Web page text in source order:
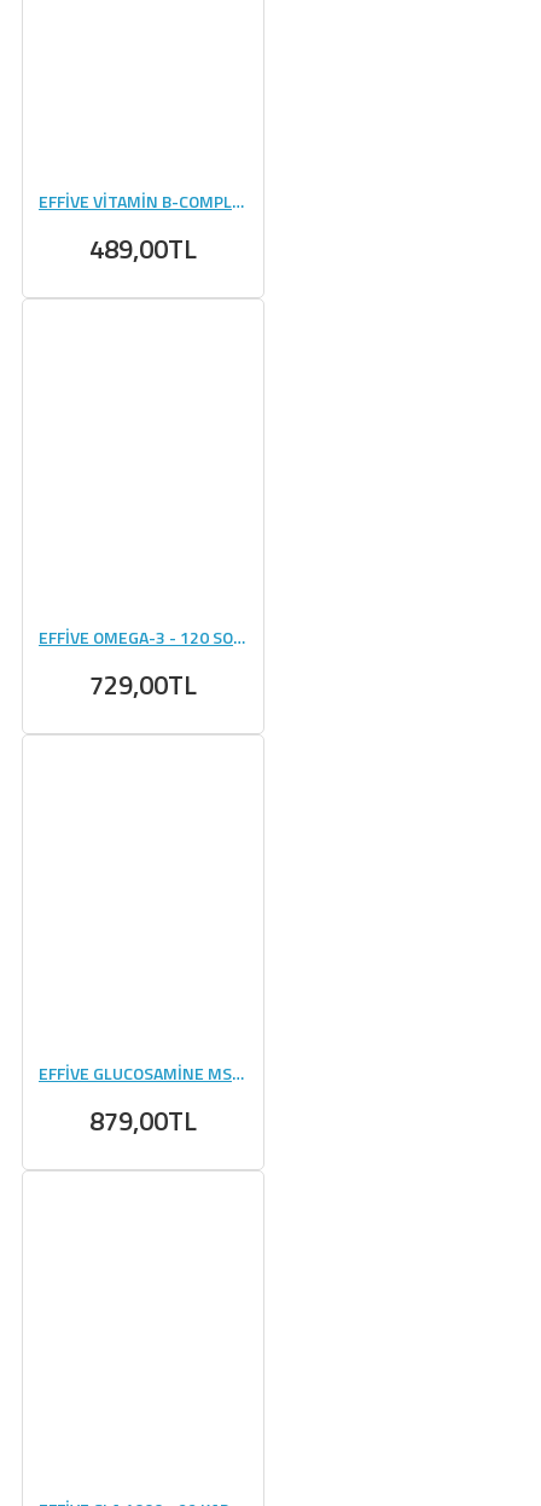
EFFİVE VİTAMİN B-COMPLEX - 60 TABLET
489,00TL
EFFİVE OMEGA-3 - 120 SOFTJEL
729,00TL
EFFİVE GLUCOSAMİNE MSM CHONDROİTİN - 90 TABLET
879,00TL